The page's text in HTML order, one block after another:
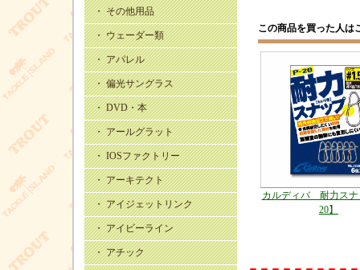
・ その他用品
・ ウェーダー類
・ アパレル
・ 偏光サングラス
・ DVD・本
・ アールグラット
・ IOSファクトリー
・ アーキテクト
・ アイジェットリンク
・ アイビーライン
・ アチック
この商品を買った人は
カルディバ 耐力スナ
20】